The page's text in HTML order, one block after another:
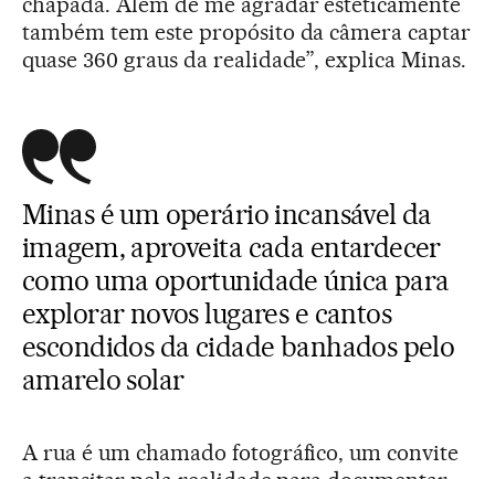
também tem este propósito da câmera captar
quase 360 graus da realidade”, explica Minas.
Minas é um operário incansável da
imagem, aproveita cada entardecer
como uma oportunidade única para
explorar novos lugares e cantos
escondidos da cidade banhados pelo
amarelo solar
A rua é um chamado fotográfico, um convite